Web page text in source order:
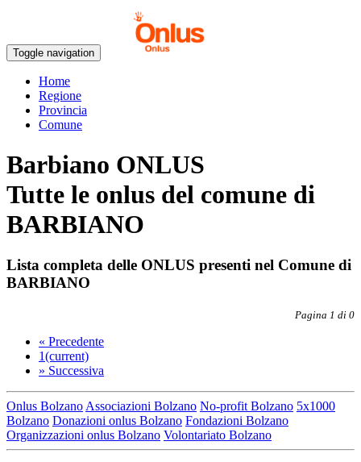
Toggle navigation
Home
Regione
Provincia
Comune
Barbiano ONLUS
Tutte le onlus del comune di
BARBIANO
Lista completa delle ONLUS presenti nel Comune di
BARBIANO
Pagina 1 di 0
« Precedente
1(current)
» Successiva
Onlus Bolzano Associazioni Bolzano No-profit Bolzano 5x1000
Bolzano Donazioni onlus Bolzano Fondazioni Bolzano
Organizzazioni onlus Bolzano Volontariato Bolzano